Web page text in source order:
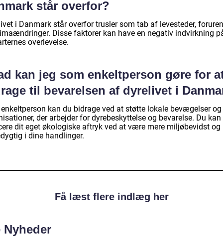
står overfor?
i Danmark står overfor trusler som tab af levesteder,
Disse faktorer kan have en negativ indvirkning
overlevelse.
kan jeg som enkeltperson gøre for
til bevarelsen af dyrelivet i
kan du bidrage ved at støtte lokale bevægelser og
der arbejder for dyrebeskyttelse og bevarelse. Du
dit eget økologiske aftryk ved at være mere miljøbevidst og
i dine handlinger.
Få læst flere indlæg her
Nyheder